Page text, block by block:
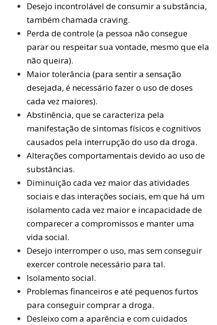
Desejo incontrolável de consumir a substância,
também chamada craving.
Perda de controle (a pessoa não consegue
parar ou respeitar sua vontade, mesmo que ela
não queira).
Maior tolerância (para sentir a sensação
desejada, é necessário fazer o uso de doses
cada vez maiores).
Abstinência, que se caracteriza pela
manifestação de sintomas físicos e cognitivos
causados pela interrupção do uso da droga.
Alterações comportamentais devido ao uso de
substâncias.
Diminuição cada vez maior das atividades
sociais e das interações sociais, em que há um
isolamento cada vez maior e incapacidade de
comparecer a compromissos e manter uma
vida social.
Desejo interromper o uso, mas sem conseguir
exercer controle necessário para tal.
Isolamento social.
Problemas financeiros e até pequenos furtos
para conseguir comprar a droga.
Desleixo com a aparência e com cuidados